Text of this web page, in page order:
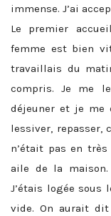
immense. J’ai
Le premier
femme est bien
travaillais du
compris. Je me
déjeuner et je me
lessiver, repasser,
n’était pas en
aile de la
J’étais logée sous
vide. On aurait